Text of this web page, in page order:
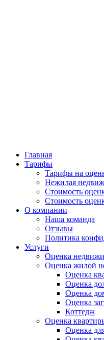
Главная
Тарифы
Тарифы на
Нежилая
Стоимость
Стоимость
О компании
Наша команда
Отзывы
Политика
Услуги
Оценка
Оценка жилой
Оценка
Оценка
Оценка
Оценка
Коттедж
Оценка
Оценка